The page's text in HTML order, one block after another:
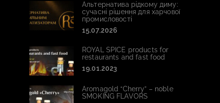
Альтернатива рідкому диму:
сучасні рішення для харчової
промисловості
15.07.2026
ROYAL SPICE products for
restaurants and fast food
19.01.2023
Aromagold “Cherry” – noble
SMOKING FLAVORS